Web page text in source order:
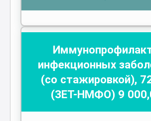
инфекционных
(со стажировкой),
(ЗЕТ-НМФО) 9 000